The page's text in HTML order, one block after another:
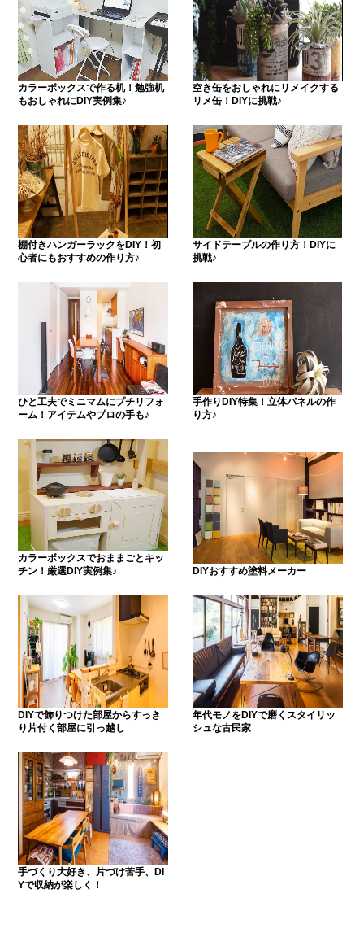
カラーボックスで作る机！勉強机
もおしゃれにDIY実例集♪
空き缶をおしゃれにリメイクする
リメ缶！DIYに挑戦♪
棚付きハンガーラックをDIY！初
心者にもおすすめの作り方♪
サイドテーブルの作り方！DIYに
挑戦♪
ひと工夫でミニマムにプチリフォ
ーム！アイテムやプロの手も♪
手作りDIY特集！立体パネルの作
り方♪
カラーボックスでおままごとキッ
チン！厳選DIY実例集♪
DIYおすすめ塗料メーカー
DIYで飾りつけた部屋からすっき
り片付く部屋に引っ越し
年代モノをDIYで磨くスタイリッ
シュな古民家
手づくり大好き、片づけ苦手、DI
Yで収納が楽しく！